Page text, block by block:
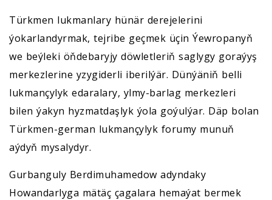
Türkmen lukmanlary hünär derejelerini
ýokarlandyrmak, tejribe geçmek üçin Ýewropanyň
we beýleki öňdebaryjy döwletleriň saglygy goraýyş
merkezlerine yzygiderli iberilýär. Dünýäniň belli
lukmançylyk edaralary, ylmy-barlag merkezleri
bilen ýakyn hyzmatdaşlyk ýola goýulýar. Däp bolan
Türkmen-german lukmançylyk forumy munuň
aýdyň mysalydyr.
Gurbanguly Berdimuhamedow adyndaky
Howandarlyga mätäç çagalara hemaýat bermek